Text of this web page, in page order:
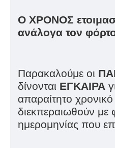
Ο ΧΡΟΝΟΣ
ανάλογα τον
Παρακαλούμε οι
δίνονται ΕΓΚΑΙΡΑ
απαραίτητο
διεκπεραιωθούν
ημερομηνίας που